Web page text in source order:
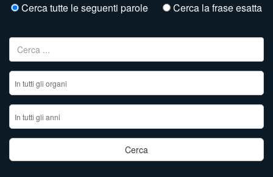
Cerca tutte le seguenti parole Cerca la frase esatta
Ricerca per: